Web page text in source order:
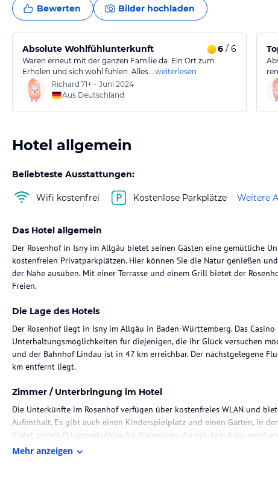
Bewerten Bilder hochladen
Absolute Wohlfühlunterkunft 6 / 6
Waren erneut mit der ganzen Familie da. Ein Ort zum
Erholen und sich wohl fühlen. Alles… weiterlesen
Richard 71+ • Juni 2024
Aus Deutschland
Hotel allgemein
Beliebteste Ausstattungen:
Wifi kostenfrei Kostenlose Parkplätze Weitere
Das Hotel allgemein
Der Rosenhof in Isny im Allgäu bietet seinen Gästen eine gemütliche
kostenfreien Privatparkplätzen. Hier können Sie die Natur genießen
der Nähe ausüben. Mit einer Terrasse und einem Grill bietet der
Freien.
Die Lage des Hotels
Der Rosenhof liegt in Isny im Allgäu in Baden-Württemberg. Das
Unterhaltungsmöglichkeiten für diejenigen, die ihr Glück versuchen
und der Bahnhof Lindau ist in 47 km erreichbar. Der nächstgelegene
km entfernt liegt.
Zimmer / Unterbringung im Hotel
Die Unterkünfte im Rosenhof verfügen über kostenfreies WLAN und
Aufenthalt. Es gibt auch einen Kinderspielplatz und einen Garten, in
bietet zudem Privatparkplätze für diejenigen, die mit dem Auto anreisen.
Mehr anzeigen